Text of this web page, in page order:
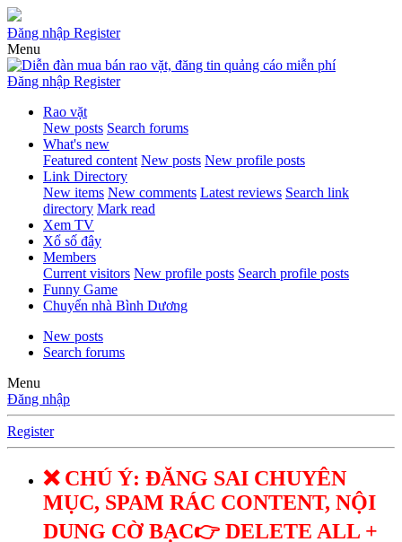
Đăng nhập Register
Menu
Đăng nhập Register
Rao vặt
New posts Search forums
What's new
Featured content New posts New profile posts
Link Directory
New items New comments Latest reviews Search link
directory Mark read
Xem TV
Xổ số đây
Members
Current visitors New profile posts Search profile posts
Funny Game
Chuyển nhà Bình Dương
New posts
Search forums
Menu
Đăng nhập
Register
❌ CHÚ Ý: ĐĂNG SAI CHUYÊN
MỤC, SPAM RÁC CONTENT, NỘI
DUNG CỜ BẠC👉 DELETE ALL +